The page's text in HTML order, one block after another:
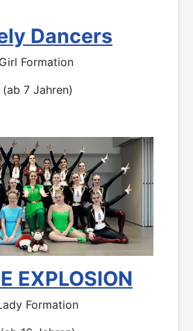
Dancers
Girl Formation
(ab 7 Jahren)
EXPLOSION
Formation